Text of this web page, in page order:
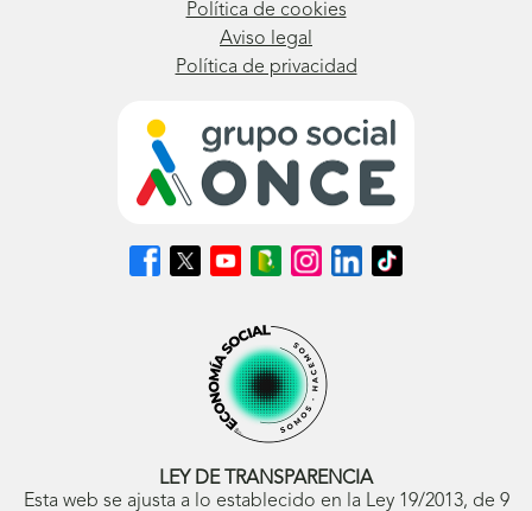
Política de cookies
Aviso legal
Política de privacidad
Síguenos
en
Síguenos
en
ventana
nueva)
Síguenos
en
abrirá
en
ventana
nueva)
Síguenos
en
Blog
ONCE
(se
abrirá
en
ventana
Síguenos
en
abrirá
en
ventana
nueva)
Síguenos
en
Síguenos
en
LEY DE TRANSPARENCIA
Esta web se ajusta a lo establecido en la Ley 19/2013, de 9